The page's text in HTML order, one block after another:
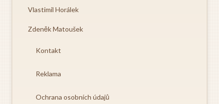
Vlastimil Horálek
Zdeněk Matoušek
Kontakt
Reklama
Ochrana osobních údajů